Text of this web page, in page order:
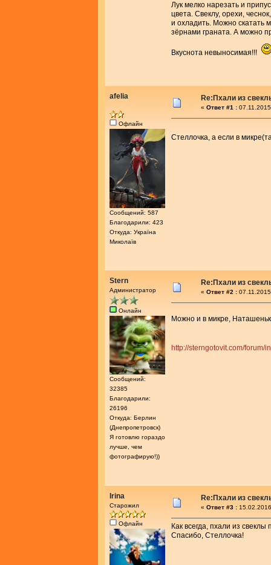
Лук мелко нарезать и
цвета. Свеклу, орехи,
и охладить. Можно скатать
зёрнами граната. А можно
Вкуснота невыносимая!!!
afelia
Офлайн
Сообщений: 587
Благодарили: 423
Откуда: Україна
Миколаїв
Re:Пхали из
« Ответ #1 :
Стеллочка, а если в
Stern
Администратор
Онлайн
Сообщений:
32385
Благодарили:
26196
Откуда: Берлин
(Днепропетровск)
Я готовлю гораздо
лучше, чем
фотографирую!))
Re:Пхали из
« Ответ #2 :
Можно и в микре,
http://sterngotovit.com/forum/
Irina
Старожил
Офлайн
Re:Пхали из
« Ответ #3 :
Как всегда, пхали из свеклы
Спасибо, Стеллочка!